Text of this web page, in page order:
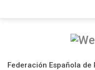
Federación Española de